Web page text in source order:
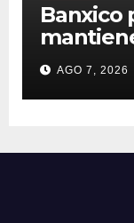
Banxico
inflación
AGO 7, 2026